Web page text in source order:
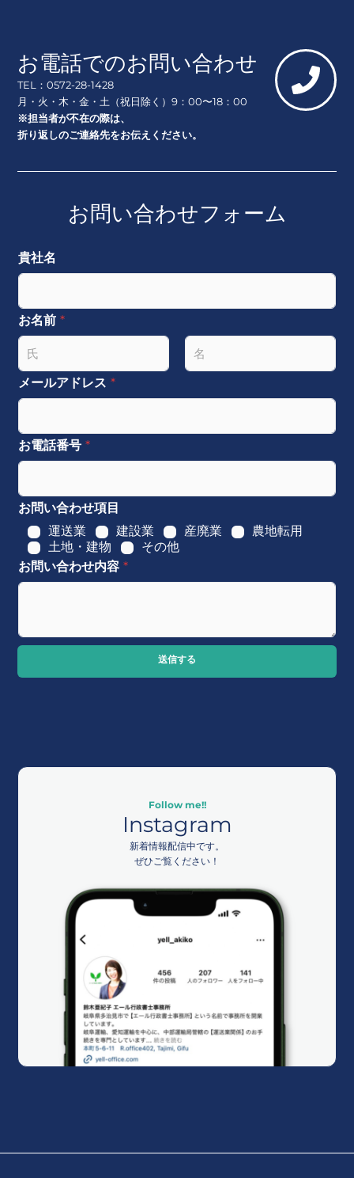
お電話でのお問い合わせ
TEL：0572-28-1428
月・火・木・金・土（祝日除く）9：00〜18：00
※担当者が不在の際は、
折り返しのご連絡先をお伝えください。
お問い合わせフォーム
貴社名
お名前*
名
メールアドレス*
お電話番号*
お問い合わせ項目
運送業
建設業 産廃業
農地転用
土地・建物
その他
お問い合わせ内容*
送信する
Follow me!!
Instagram
新着情報配信中です。
ぜひご覧ください！